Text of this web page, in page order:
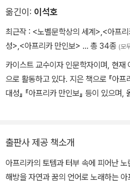
색인을 대변하는 주간지 『골든 씨티 포스트』와 『홈 포스트』에 서 기
자로 활동하다 아프리카주의를 강하게 표방하는
o ? Karma Museum Editions 『더 씨티즌』을 자체 제작한다. 범아
이후 남아공에 다시는 돌아오지 않는다
적 망명을 요청하나, 결국 보츠와나에
을 얻게 된다. 작가로서 점차 명성을 얻
야기를 담아낸 장편소설 『비구름이 모일
(1981), 『마법에 걸린 십자로』
옮긴이: 이석호
최근작 : <노벨문학상의 세계> <아프
성> <아프리카 만인보> … 총 34종 (모
카이스트 교수이자 인문학자이며, 현
으로 활동하고 있다. 지은 책으로 『아
대성』 『아프리카 만인보』 등이 있으며
출판사 제공 책소개
아프리카의 토템과 터부 속에 피어난
해방을 자연과 꿈의 언어로 노래하는 아프리카의 가장 빛나는 여성작